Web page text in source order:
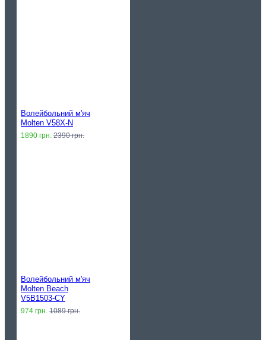
Волейбольний м'яч
Molten V58X-N
1890 грн. 2390 грн.
Волейбольний м'яч
Molten Beach
V5B1503-CY
974 грн. 1089 грн.